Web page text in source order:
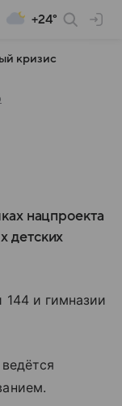
+24°
кризис
нацпроекта
детских
и гимназии